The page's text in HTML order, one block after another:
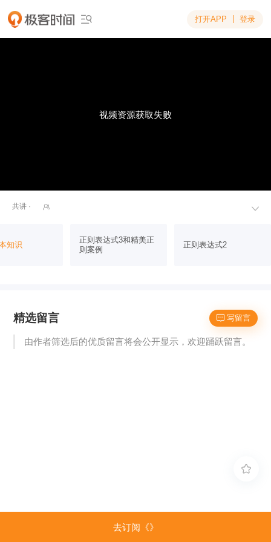
 打开APP 登录
视频资源获取失败

共讲 · 
知识
正则表达式3和精美正
则案例
正则表达式2
 写留言
精选留言
由作者筛选后的优质留言将会公开显示，欢迎踊跃留言。
去订阅《》
